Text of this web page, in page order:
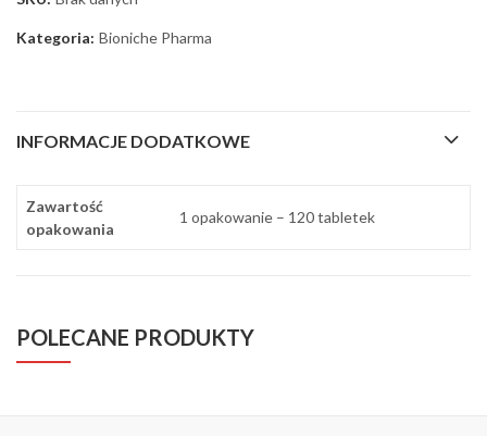
Kategoria: Bioniche Pharma
INFORMACJE DODATKOWE
Zawartość
opakowania
1 opakowanie – 120 tabletek
POLECANE PRODUKTY